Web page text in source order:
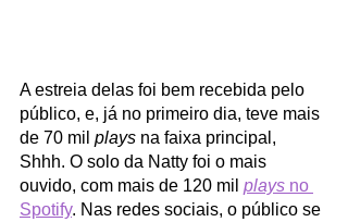
A estreia delas foi bem recebida pelo
público, e, já no primeiro dia, teve mais
de 70 mil plays na faixa principal,
Shhh. O solo da Natty foi o mais
ouvido, com mais de 120 mil plays no
Spotify. Nas redes sociais, o público se